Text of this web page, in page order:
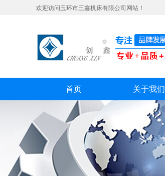
欢迎访问玉环市三鑫机床有限公司网站！
首页 关于我们